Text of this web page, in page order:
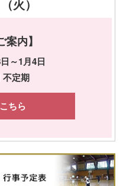
火）
案内】
～1月4日
不定期
ちら